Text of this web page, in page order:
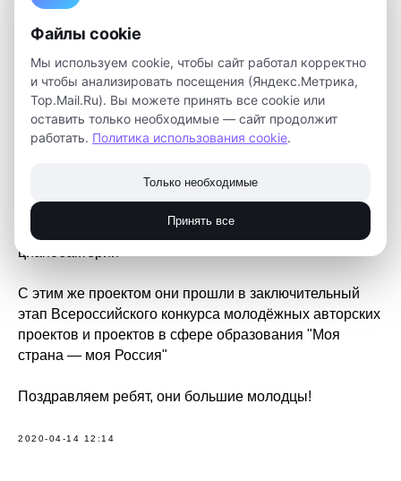
Ещё одна команда кванторианцев выступила со
своим проектом на XXII Международной конференции
научно-технических работ школьников «Старт в
Науку» МФТИ
Команда B.E.T. в составе Копцева Данилы, Бакшеева
Артёма и Кабанова Даниила защитили свой проект
реактора, вырабатывающего кислород с помощью
цианобактерий
С этим же проектом они прошли в заключительный
этап Всероссийского конкурса молодёжных авторских
проектов и проектов в сфере образования "Моя
страна — моя Россия"
Поздравляем ребят, они большие молодцы!
2020-04-14 12:14
Файлы cookie
Мы используем cookie, чтобы сайт работал корректно
и чтобы анализировать посещения (Яндекс.Метрика,
Top.Mail.Ru). Вы можете принять все cookie или
оставить только необходимые — сайт продолжит
работать. Политика использования cookie.
Только необходимые
Принять все